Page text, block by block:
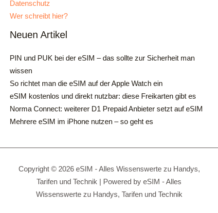
Datenschutz
Wer schreibt hier?
Neuen Artikel
PIN und PUK bei der eSIM – das sollte zur Sicherheit man
wissen
So richtet man die eSIM auf der Apple Watch ein
eSIM kostenlos und direkt nutzbar: diese Freikarten gibt es
Norma Connect: weiterer D1 Prepaid Anbieter setzt auf eSIM
Mehrere eSIM im iPhone nutzen – so geht es
Copyright © 2026 eSIM - Alles Wissenswerte zu Handys,
Tarifen und Technik | Powered by eSIM - Alles
Wissenswerte zu Handys, Tarifen und Technik